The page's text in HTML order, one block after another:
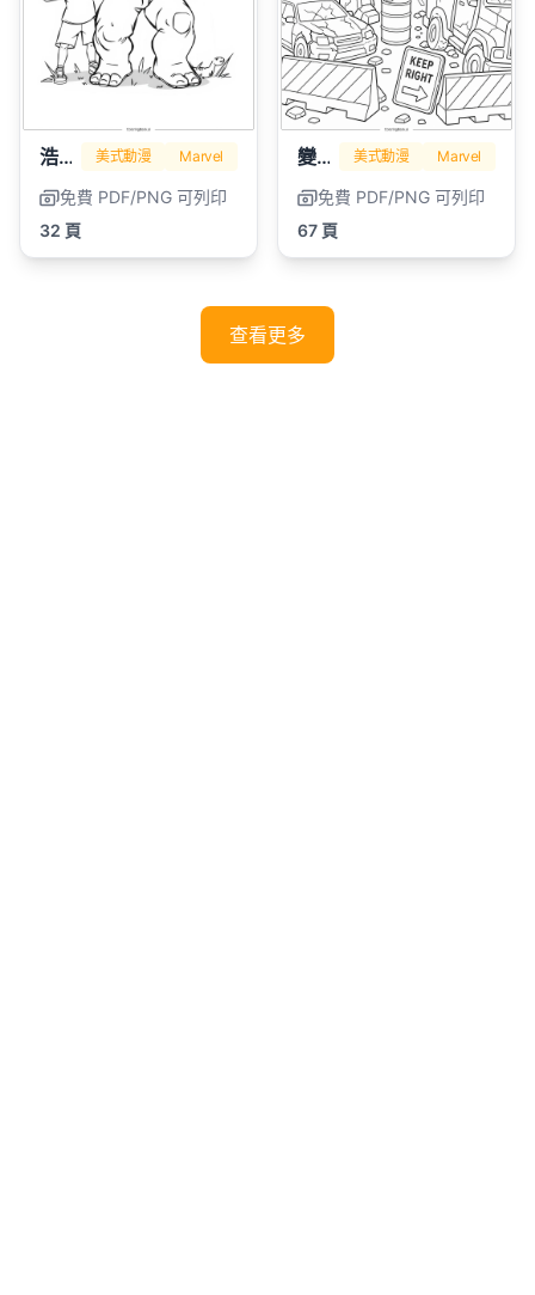
浩克 美式動漫 Marvel
免費 PDF/PNG 可列印
32 頁
變形金剛 美式動漫 Marvel
免費 PDF/PNG 可列印
67 頁
查看更多